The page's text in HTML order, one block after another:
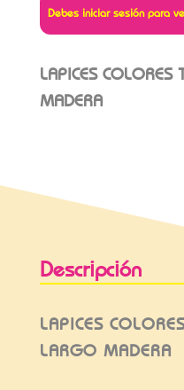
Debes iniciar sesión para
LAPICES
MADERA
Descripción
LAPICES
LARGO MADERA